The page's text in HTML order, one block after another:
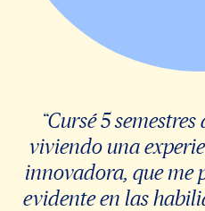
“Cursé 5
viviendo una
innovadora, que me
evidente en las